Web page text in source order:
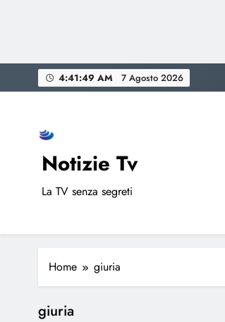
to
4:41:49 AM 7 Agosto 2026
Notizie Tv
La TV senza segreti
Home giuria
giuria